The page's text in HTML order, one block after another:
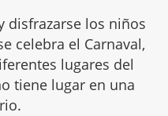
disfrazarse los niños
celebra el Carnaval,
lugares del
tiene lugar en una